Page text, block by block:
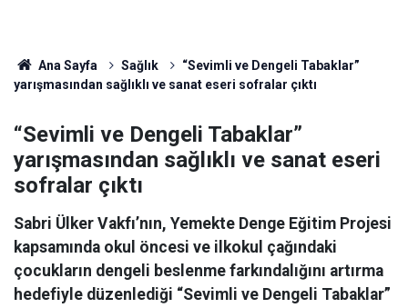
Ana Sayfa Sağlık
“Sevimli ve Dengeli Tabaklar”
yarışmasından sağlıklı ve sanat eseri sofralar çıktı
“Sevimli ve Dengeli Tabaklar”
yarışmasından sağlıklı ve sanat eseri
sofralar çıktı
Sabri Ülker Vakfı’nın, Yemekte Denge Eğitim Projesi
kapsamında okul öncesi ve ilkokul çağındaki
çocukların dengeli beslenme farkındalığını artırma
hedefiyle düzenlediği “Sevimli ve Dengeli Tabaklar”